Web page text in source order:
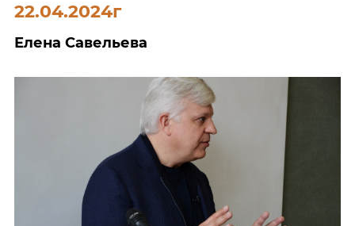
22.04.2024г
Елена Савельева